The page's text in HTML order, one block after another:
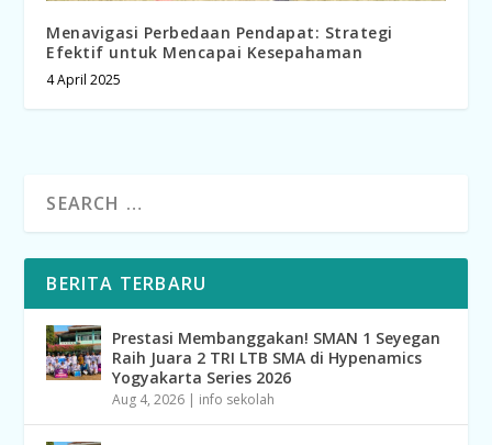
Menavigasi Perbedaan Pendapat: Strategi
Efektif untuk Mencapai Kesepahaman
4 April 2025
BERITA TERBARU
Prestasi Membanggakan! SMAN 1 Seyegan
Raih Juara 2 TRI LTB SMA di Hypenamics
Yogyakarta Series 2026
Aug 4, 2026 | info sekolah